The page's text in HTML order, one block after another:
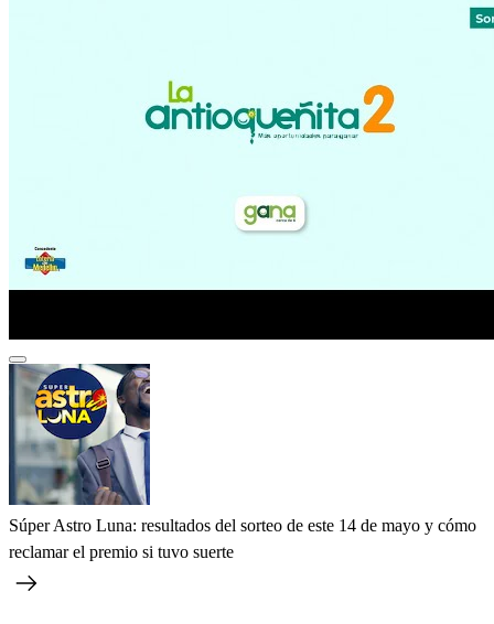
Súper Astro Luna: resultados del sorteo de este 14 de mayo y cómo
reclamar el premio si tuvo suerte